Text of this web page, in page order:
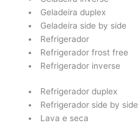
Geladeira duplex
Geladeira side by side
Refrigerador
Refrigerador frost free
Refrigerador inverse
Refrigerador duplex
Refrigerador side by side
Lava e seca